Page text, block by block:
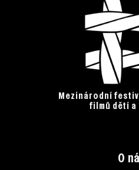
Mezinárodní
filmů dětí a
O